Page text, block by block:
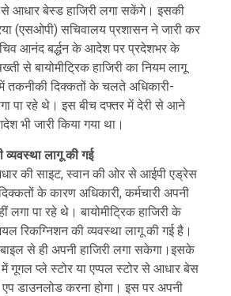
से आधार बेस्ड हाजिरी लगा सकेंगे। इसकी
(एसओपी) सचिवालय प्रशासन ने जारी कर
आनंद बर्द्धन के आदेश पर प्रदेशभर के
से बायोमीट्रिक हाजिरी का नियम लागू
तकनीकी दिक्कतों के चलते अधिकारी-
लगा पा रहे थे। इस बीच दफ्तर में देरी से आने
भी जारी किया गया था।
लागू की गई
की साइट, स्वान की ओर से आईपी एड्रेस
के कारण अधिकारी, कर्मचारी अपनी
लगा पा रहे थे। बायोमीट्रिक हाजिरी के
रिकग्निशन की व्यवस्था लागू की गई है।
से ही अपनी हाजिरी लगा सकेगा।इसके
गूगल प्ले स्टोर या एप्पल स्टोर से आधार बेस
डाउनलोड करना होगा। इस पर अपनी